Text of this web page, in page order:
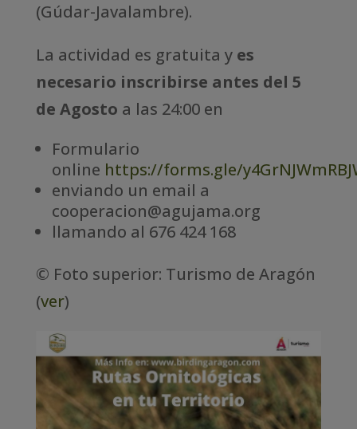
(Gúdar-Javalambre).
La actividad es gratuita y es
necesario inscribirse antes del 5
de Agosto a las 24:00 en
Formulario
online https://forms.gle/
enviando un email a
cooperacion@agujama.org
llamando al 676 424 168
© Foto superior: Turismo de Aragón
(ver)